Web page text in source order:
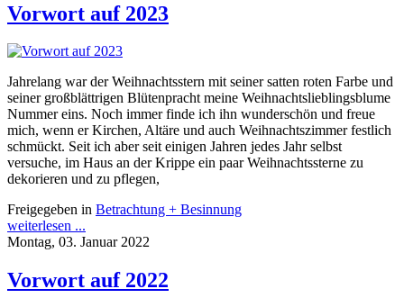
Vorwort auf 2023
Jahrelang war der Weihnachtsstern mit seiner satten roten Farbe und
seiner großblättrigen Blütenpracht meine Weihnachtslieblingsblume
Nummer eins. Noch immer finde ich ihn wunderschön und freue
mich, wenn er Kirchen, Altäre und auch Weihnachtszimmer festlich
schmückt. Seit ich aber seit einigen Jahren jedes Jahr selbst
versuche, im Haus an der Krippe ein paar Weihnachtssterne zu
dekorieren und zu pflegen,
Freigegeben in Betrachtung + Besinnung
weiterlesen ...
Montag, 03. Januar 2022
Vorwort auf 2022